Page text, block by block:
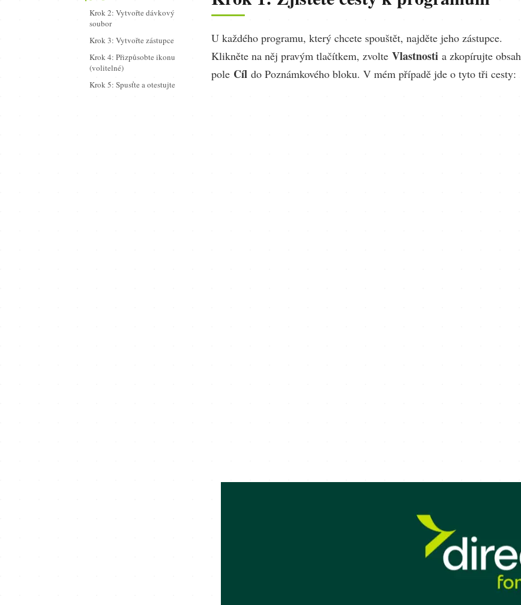
Krok 2: Vytvořte dávkový
soubor
Krok 3: Vytvořte zástupce
Krok 4: Přizpůsobte ikonu
(volitelné)
Krok 5: Spusťte a otestujte
U každého programu, který chcete spouštět, najděte jeho zástupce.
Klikněte na něj pravým tlačítkem, zvolte Vlastnosti a zkopírujte obsah
pole Cíl do Poznámkového bloku. V mém případě jde o tyto tři cesty: